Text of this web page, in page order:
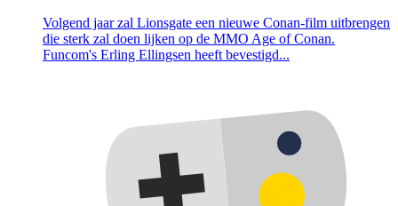
Volgend jaar zal Lionsgate een nieuwe Conan-film uitbrengen
die sterk zal doen lijken op de MMO Age of Conan.
Funcom's Erling Ellingsen heeft bevestigd...